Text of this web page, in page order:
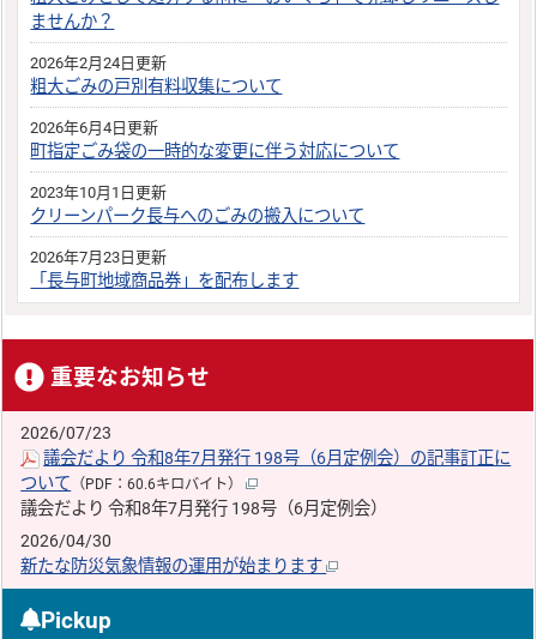
ませんか？
2026年2月24日更新
粗大ごみの戸別有料収集について
2026年6月4日更新
町指定ごみ袋の一時的な変更に伴う対応について
2023年10月1日更新
クリーンパーク長与へのごみの搬入について
2026年7月23日更新
「長与町地域商品券」を配布します
重要なお知らせ
2026/07/23
議会だより 令和8年7月発行 198号（6月定例会）の記事訂正に
ついて （PDF：60.6キロバイト）
議会だより 令和8年7月発行 198号（6月定例会）
2026/04/30
新たな防災気象情報の運用が始まります
Pickup